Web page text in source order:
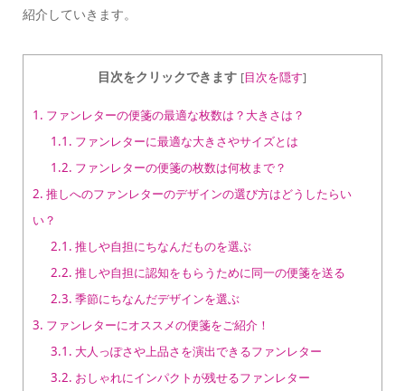
紹介していきます。
目次をクリックできます [目次を隠す]
1. ファンレターの便箋の最適な枚数は？大きさは？
1.1. ファンレターに最適な大きさやサイズとは
1.2. ファンレターの便箋の枚数は何枚まで？
2. 推しへのファンレターのデザインの選び方はどうしたらい
い？
2.1. 推しや自担にちなんだものを選ぶ
2.2. 推しや自担に認知をもらうために同一の便箋を送る
2.3. 季節にちなんだデザインを選ぶ
3. ファンレターにオススメの便箋をご紹介！
3.1. 大人っぽさや上品さを演出できるファンレター
3.2. おしゃれにインパクトが残せるファンレター